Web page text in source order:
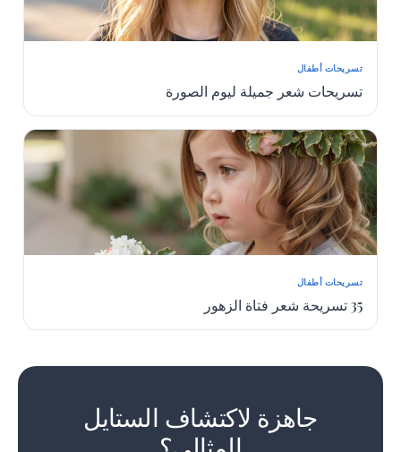
تسريحات أطفال
تسريحات شعر جميلة ليوم الصورة
تسريحات أطفال
35 تسريحة شعر فتاة الزهور
جاهزة لاكتشاف الستايل